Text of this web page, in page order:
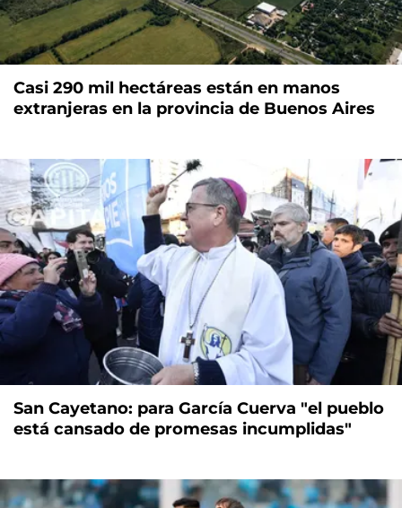
Casi 290 mil hectáreas están en manos
extranjeras en la provincia de Buenos Aires
San Cayetano: para García Cuerva "el pueblo
está cansado de promesas incumplidas"